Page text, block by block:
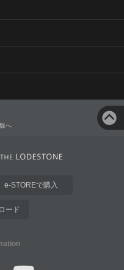
へ
e-STOREで購入
ード